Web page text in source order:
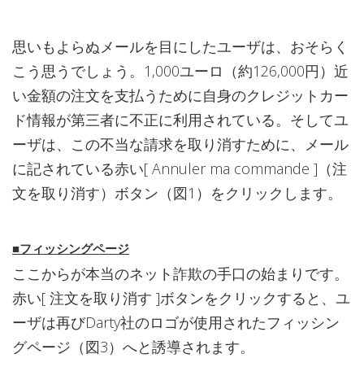
思いもよらぬメールを目にしたユーザは、おそらく
こう思うでしょう。1,000ユーロ（約126,000円）近
い金額の注文を支払うために自身のクレジットカー
ド情報が第三者に不正に利用されている。そしてユ
ーザは、この不当な請求を取り消すために、メール
に記されている赤い[ Annuler ma commande ]（注
文を取り消す）ボタン（図1）をクリックします。
■フィッシングページ
ここからが本当のネット詐欺の手口の始まりです。
赤い[ 注文を取り消す ]ボタンをクリックすると、ユ
ーザは再びDarty社のロゴが使用されたフィッシン
グページ（図3）へと誘導されます。